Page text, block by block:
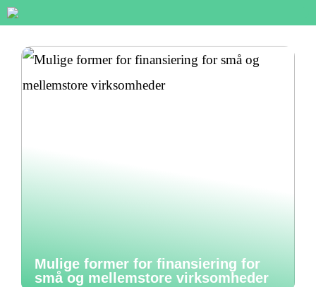
Mulige former for finansiering for
små og mellemstore virksomheder